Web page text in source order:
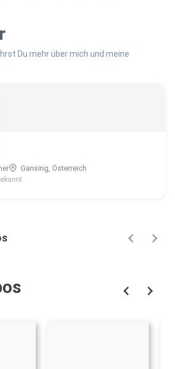
Du mehr über mich und meine
Gansing, Österreich